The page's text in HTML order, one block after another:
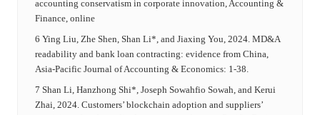
accounting conservatism in corporate innovation, Accounting &
Finance, online
6 Ying Liu, Zhe Shen, Shan Li*, and Jiaxing You, 2024. MD&A
readability and bank loan contracting: evidence from China,
Asia-Pacific Journal of Accounting & Economics: 1-38.
7 Shan Li, Hanzhong Shi*, Joseph Sowahfio Sowah, and Kerui
Zhai, 2024. Customers’ blockchain adoption and suppliers’